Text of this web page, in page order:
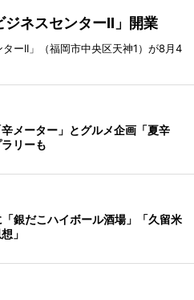
ネスセンターII」開業
ーII」（福岡市中央区天神1）が8月4
メーター」とグルメ企画「夏辛
リーも
銀だこハイボール酒場」「久留米
」